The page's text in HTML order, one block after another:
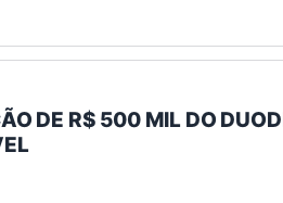
DE R$ 500 MIL DO